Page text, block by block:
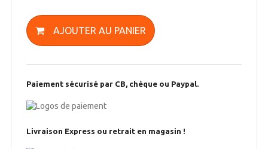
AJOUTER AU PANIER
Paiement sécurisé par CB, chèque ou Paypal.
Livraison Express ou retrait en magasin !